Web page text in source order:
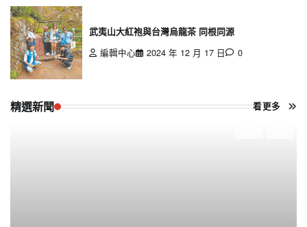
武夷山大紅袍與台灣烏龍茶 同根同源
編輯中心
2024 年 12 月 17 日 0
精選新聞 看更多